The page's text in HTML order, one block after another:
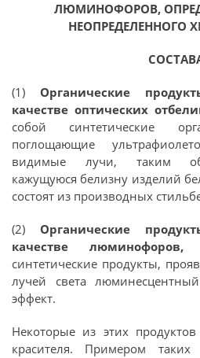
ЛЮМИНОФОРОВ,
НЕОПРЕДЕЛЕННОГО
(1) Органические
качестве оптических
собой синтетические
поглощающие
видимые лучи, таким
кажущуюся белизну изделий
состоят из производных
(2) Органические
качестве люминофоров,
синтетические продукты,
лучей света
эффект.
Некоторые из этих
красителя. Примером